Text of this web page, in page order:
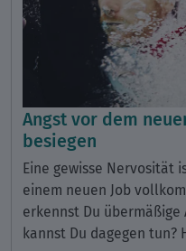
Angst vor dem
besiegen
Eine gewisse Nervosität
einem neuen Job
erkennst Du
kannst Du dagegen